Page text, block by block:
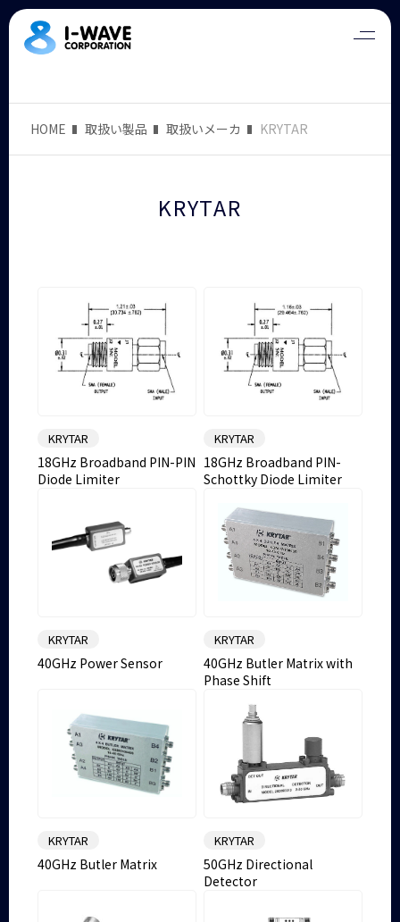
HOME 取扱い製品 取扱いメーカ KRYTAR
KRYTAR
KRYTAR
18GHz Broadband PIN-PIN
Diode Limiter
KRYTAR
18GHz Broadband PIN-
Schottky Diode Limiter
KRYTAR
40GHz Power Sensor
KRYTAR
40GHz Butler Matrix with
Phase Shift
KRYTAR
40GHz Butler Matrix
KRYTAR
50GHz Directional
Detector